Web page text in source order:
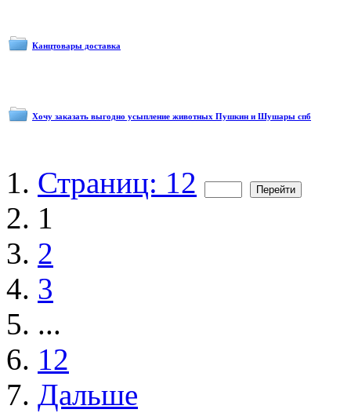
Канцтовары доставка
Хочу заказать выгодно усыпление животных Пушкин и Шушары спб
Страниц: 12
1
2
3
...
12
Дальше